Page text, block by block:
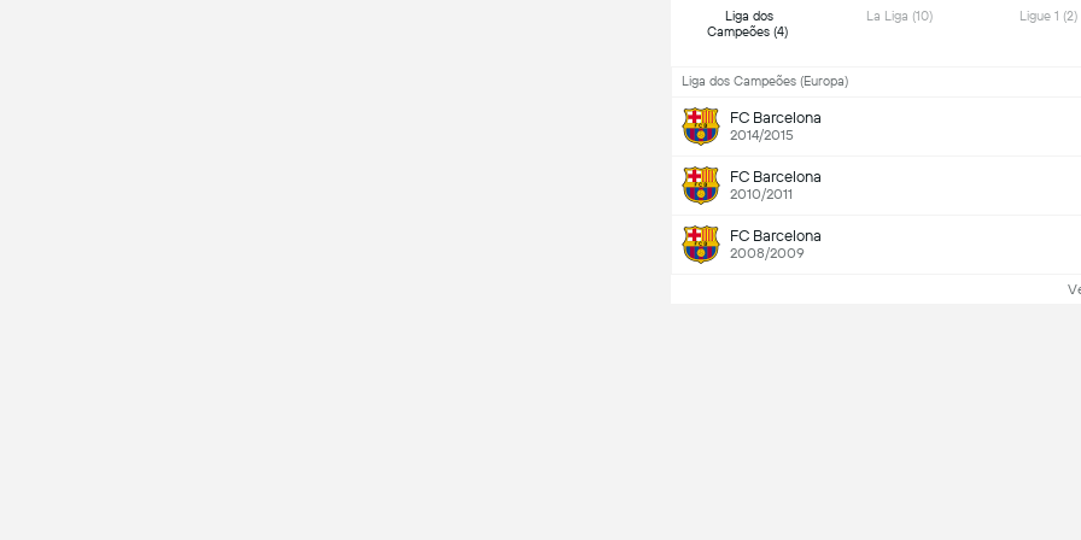
Liga dos
La Liga (10)
Liga dos Campeões (Europa)
FC Barcelona
2014/2015
FC Barcelona
2010/2011
FC Barcelona
2008/2009